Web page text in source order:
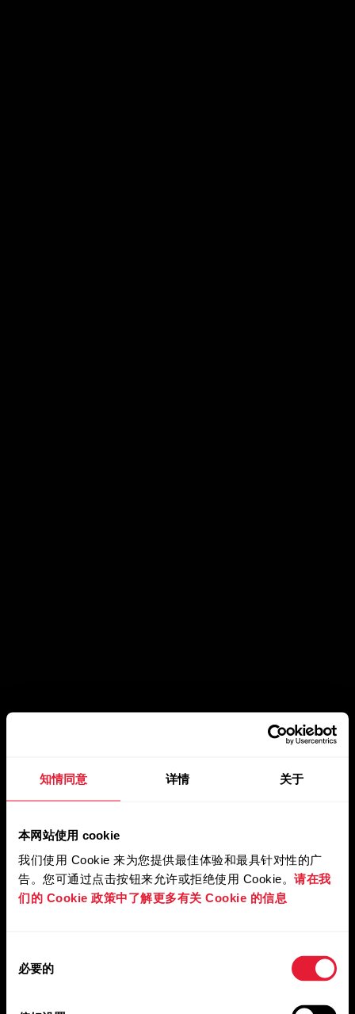
知情同意 详情 关于
本网站使用 cookie
我们使用 Cookie 来为您提供最佳体验和最具针对性的广
告。您可通过点击按钮来允许或拒绝使用 Cookie。 请在我
们的 Cookie 政策中了解更多有关 Cookie 的信息
必要的